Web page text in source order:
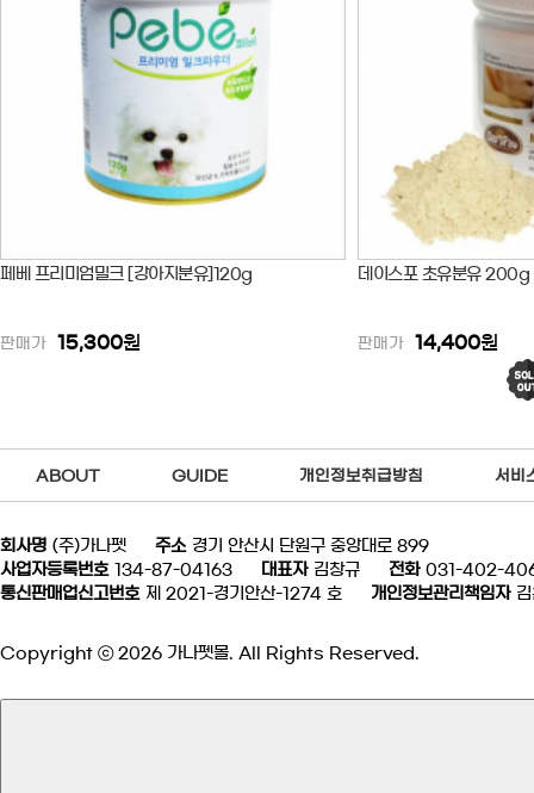
페베 프리미엄밀크 [강아지분유]120g
판매가 15,300원
데이스포 초유분유 200g
판매가 14,400원
ABOUT GUIDE 개인정보취급방침 서비
회사명 (주)가나펫 주소 경기 안산시 단원구 중앙대로 899
사업자등록번호
134-87-04163 대표자 김창규 전화 031-402-
통신판매업신고번호 제 2021-경기안산-1274 호 개인정보관리책임자
Copyright ⓒ 2026 가나펫몰. All Rights Reserved.